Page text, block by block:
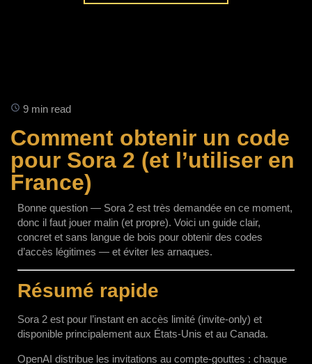
9 min read
Comment obtenir un code
pour Sora 2 (et l’utiliser en
France)
Bonne question — Sora 2 est très demandée en ce moment,
donc il faut jouer malin (et propre). Voici un guide clair,
concret et sans langue de bois pour obtenir des codes
d’accès légitimes — et éviter les arnaques.
Résumé rapide
Sora 2 est pour l’instant en accès limité (invite-only) et
disponible principalement aux États-Unis et au Canada.
OpenAI distribue les invitations au compte-gouttes : chaque